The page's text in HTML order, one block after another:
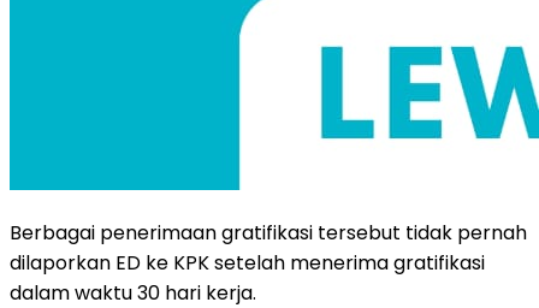
Berbagai penerimaan gratifikasi tersebut tidak pernah
dilaporkan ED ke KPK setelah menerima gratifikasi
dalam waktu 30 hari kerja.